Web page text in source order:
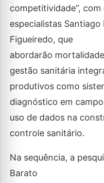
competitividade”, com
especialistas
Figueiredo, que
abordarão
gestão sanitária
produtivos como
diagnóstico em
uso de dados na
controle sanitário.
Na sequência, a
Barato